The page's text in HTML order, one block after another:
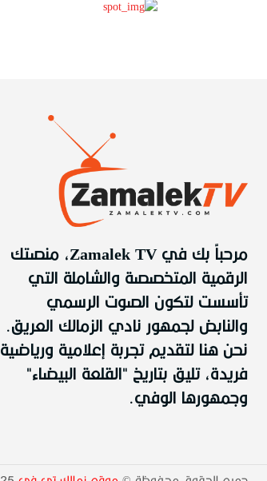
مرحباً بك في Zamalek TV، منصتك
الرقمية المتخصصة والشاملة التي
تأسست لتكون الصوت الرسمي
والنابض لجمهور نادي الزمالك العريق.
نحن هنا لتقديم تجربة إعلامية ورياضية
فريدة، تليق بتاريخ "القلعة البيضاء"
وجمهورها الوفي.